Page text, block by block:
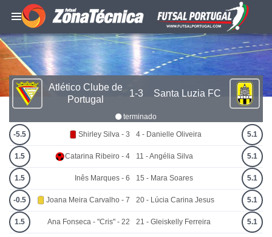
Atlético Clube de
Portugal
1-3 Santa Luzia FC
terminado
-5.5 Shirley Silva - 3
1.5 Catarina Ribeiro - 4
1.5 Inês Marques - 6
-0.5 Joana Meira Carvalho - 7
1.5 Ana Fonseca - "Cris" - 22
4 - Danielle Oliveira 5.1
11 - Angélia Silva 5.1
15 - Mara Soares 5.1
20 - Lúcia Carina Jesus 5.1
21 - Gleiskelly Ferreira 5.1